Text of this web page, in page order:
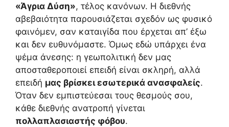
«Άγρια Δύση», τέλος κανόνων. Η διεθνής
αβεβαιότητα παρουσιάζεται σχεδόν ως φυσικό
φαινόμεν, σαν καταιγίδα που έρχεται απ’ έξω
και δεν ευθυνόμαστε. Όμως εδώ υπάρχει ένα
ψέμα άνεσης: η γεωπολιτική δεν μας
αποσταθεροποιεί επειδή είναι σκληρή, αλλά
επειδή μας βρίσκει εσωτερικά ανασφαλείς.
Όταν δεν εμπιστεύεσαι τους θεσμούς σου,
κάθε διεθνής ανατροπή γίνεται
πολλαπλασιαστής φόβου.